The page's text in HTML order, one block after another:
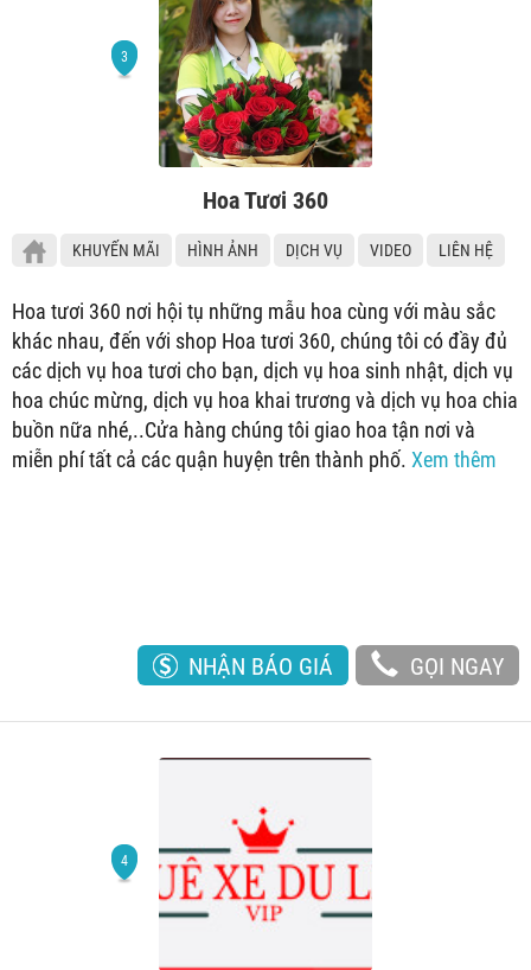
Hoa Tươi 360
KHUYẾN MÃI HÌNH ẢNH DỊCH VỤ VIDEO LIÊN HỆ
Hoa tươi 360 nơi hội tụ những mẫu hoa cùng với màu sắc
khác nhau, đến với shop Hoa tươi 360, chúng tôi có đầy đủ
các dịch vụ hoa tươi cho bạn, dịch vụ hoa sinh nhật, dịch vụ
hoa chúc mừng, dịch vụ hoa khai trương và dịch vụ hoa chia
buồn nữa nhé,..Cửa hàng chúng tôi giao hoa tận nơi và
miễn phí tất cả các quận huyện trên thành phố. Xem thêm
NHẬN BÁO GIÁ GỌI NGAY